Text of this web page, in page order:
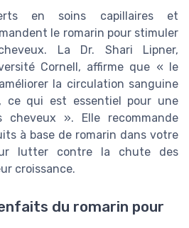
en soins capillaires et
le romarin pour stimuler
La Dr. Shari Lipner,
Cornell, affirme que « le
la circulation sanguine
ce qui est essentiel pour une
cheveux ». Elle recommande
à base de romarin dans votre
lutter contre la chute des
croissance.
du romarin pour